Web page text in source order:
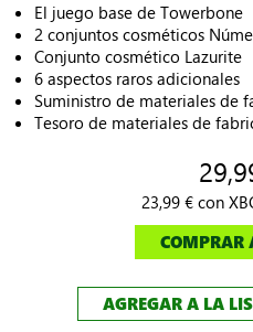
El juego base de Towerbone
2 conjuntos cosméticos
Conjunto cosmético Lazurite
6 aspectos raros adicionales
Suministro de materiales de
Tesoro de materiales de
23,99 € con
COMPRAR
AGREGAR A LA